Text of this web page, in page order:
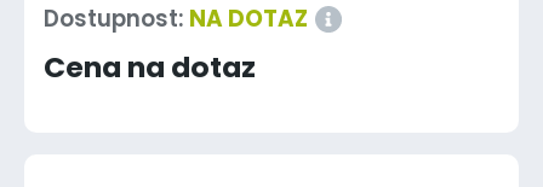
Dostupnost: NA DOTAZ
Cena na dotaz